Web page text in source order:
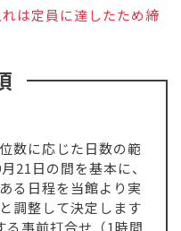
は定員に達したため締
数に応じた日数の範
21日の間を基本に、
る日程を当館より実
調整して決定します
る事前打合せ（1時間